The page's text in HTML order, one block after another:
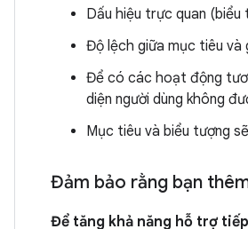
Dấu hiệu trực quan
Độ lệch giữa mục tiêu và
Để có các hoạt động
diện người dùng không
Mục tiêu và biểu tượng
Đảm bảo rằng bạn
Để tăng khả năng hỗ trợ